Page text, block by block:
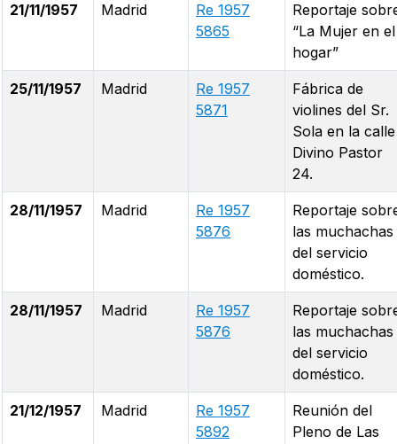
21/11/1957 Madrid
Re 1957
5865
Reportaje
“La Mujer en el
hogar”
25/11/1957 Madrid
Re 1957
5871
Fábrica de
violines del Sr.
Sola en la calle
Divino Pastor
24.
28/11/1957 Madrid
Re 1957
5876
Reportaje
las muchachas
del servicio
doméstico.
28/11/1957 Madrid
Re 1957
5876
Reportaje
las muchachas
del servicio
doméstico.
21/12/1957 Madrid
Re 1957
5892
Reunión del
Pleno de Las